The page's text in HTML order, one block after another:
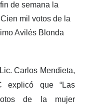
de semana la
mil votos de la
Avilés Blonda
Carlos Mendieta,
explicó que “Las
de la mujer